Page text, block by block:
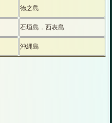
徳之島
石垣島．西表島
沖縄島